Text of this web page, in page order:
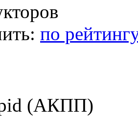
по
(АКПП)